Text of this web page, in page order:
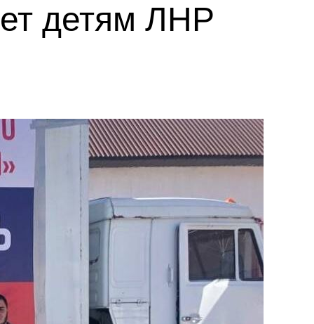
детям ЛНР